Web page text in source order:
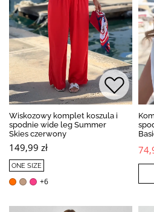
Wiskozowy komplet koszula i
spodnie wide leg Summer
Skies czerwony
149,99 zł
ONE SIZE
+6